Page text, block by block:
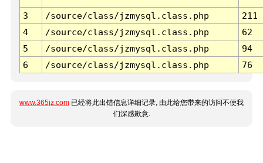
3 /source/class/jzmysql.class.php
211
4
/source/class/jzmysql.class.php
62
5
/source/class/jzmysql.class.php
94
6
/source/class/jzmysql.class.php 76
www.365jz.com 已经将此出错信息详细记录, 由此给您带来的访问不便我
们深感歉意.